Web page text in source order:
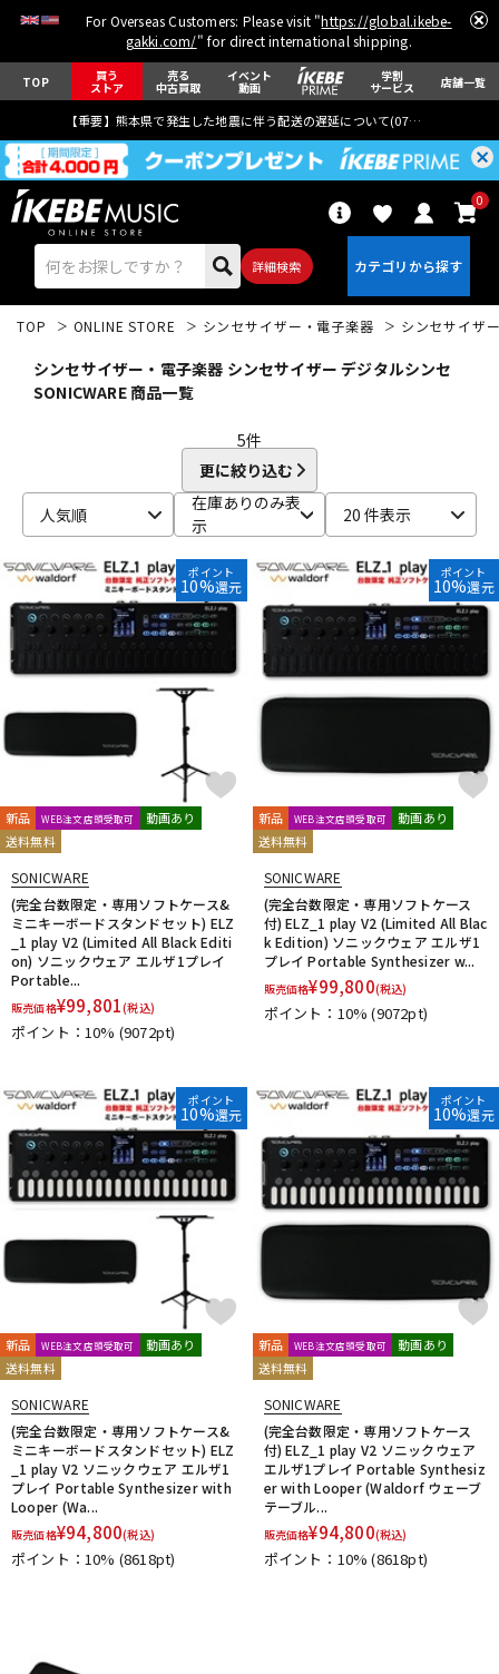
For Overseas Customers: Please visit "https://global.ikebe-
gakki.com/" for direct international shipping.
TOP 買う
ストア
売る
中古買取
イベント
動画
学割
サービス 店舗一覧
【重要】熊本県で発生した地震に伴う配送の遅延について(07月29日
詳細検索
0
ベース ウクレレ
ドラム パーカッション
キーボード 電子ピアノ
その他楽器
DJ機器 DTM
DTM オンライン納品 レコーディング機器
配信/ライブ機器 楽器アクセサリ
中古 ヴィンテージ
TOP ONLINE STORE シンセサイザー・電子楽器 シンセサイザ
シンセサイザー・電子楽器 シンセサイザー デジタルシンセ
SONICWARE 商品一覧
5件
更に絞り込む
人気順
在庫ありのみ表
示
20 件表示
ポイント
10%還元
新品 WEB注文店頭受取可
動画あり
送料無料
SONICWARE
(完全台数限定・専用ソフトケース&
ミニキーボードスタンドセット) ELZ
_1 play V2 (Limited All Black Editi
on) ソニックウェア エルザ1プレイ
Portable...
販売価格¥99,801(税込)
ポイント：10% (9072pt)
ポイント
10%還元
新品 WEB注文店頭受取可
動画あり
送料無料
SONICWARE
(完全台数限定・専用ソフトケース
付) ELZ_1 play V2 (Limited All Blac
k Edition) ソニックウェア エルザ1
プレイ Portable Synthesizer w...
販売価格¥99,800(税込)
ポイント：10%(9072pt)
ポイント
10%還元
新品 WEB注文店頭受取可
動画あり
送料無料
SONICWARE
(完全台数限定・専用ソフトケース&
ミニキーボードスタンドセット) ELZ
_1 play V2 ソニックウェア エルザ1
プレイ Portable Synthesizer with
Looper (Wa...
販売価格¥94,800(税込)
ポイント：10% (8618pt)
ポイント
10%還元
新品 WEB注文店頭受取可
動画あり
送料無料
SONICWARE
(完全台数限定・専用ソフトケース
付) ELZ_1 play V2 ソニックウェア
エルザ1プレイ Portable Synthesiz
er with Looper (Waldorf ウェーブ
テーブル...
販売価格¥94,800(税込)
ポイント：10%(8618pt)